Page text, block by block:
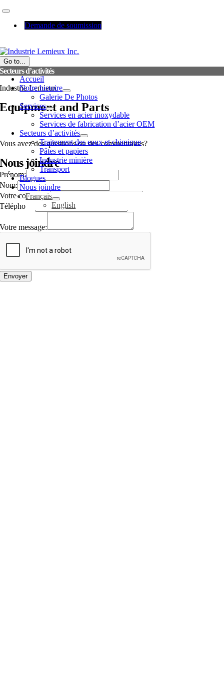
Passer
contenu
Toggle
NavigationDemande de soumission
Go to...
Accueil
Notre histoire
Galerie De Photos
Services
Services en acier inoxydable
Services de fabrication d’acier OEM
Secteurs d’activités
Traitement des eaux et chimique
Pâtes et papiers
Industrie minière
Transport
Blogues
Nous joindre
Français
English
Secteurs d’activités
Industrie Lemieux
Equipment and Parts
Vous avez des questions ou des commentaires?
Nous joindre
Prénom:
Nom:
Votre courriel:*
Téléphone:
Votre
Téléphone:
Votre message:
Envoyer